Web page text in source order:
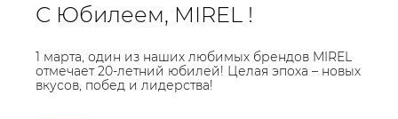
С Юбилеем, MIREL !
1 марта, один из наших любимых брендов MIREL
отмечает 20-летний юбилей! Целая эпоха – новых
вкусов, побед и лидерства!